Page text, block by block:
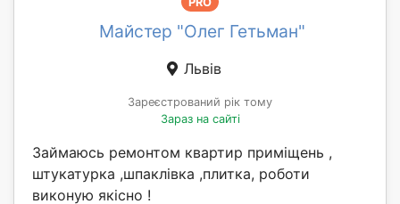
Майстер "Олег Гетьман"
Львів
Зареєстрований рік тому
Зараз на сайті
Займаюсь ремонтом квартир приміщень ,
штукатурка ,шпаклівка ,плитка, роботи
виконую якісно !